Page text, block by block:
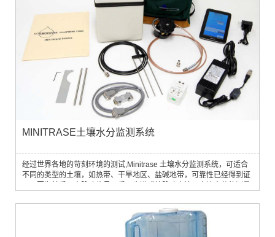
MINITRASE土壤水分监测系统
经过世界各地的苛刻环境的测试,Minitrase 土壤水分监测系统，可适合
不同的类型的土壤，如热带、干旱地区、盐碱地带，可靠性已经得到证
下 为 Minitrase 的详细介绍，附有应用实例介绍。